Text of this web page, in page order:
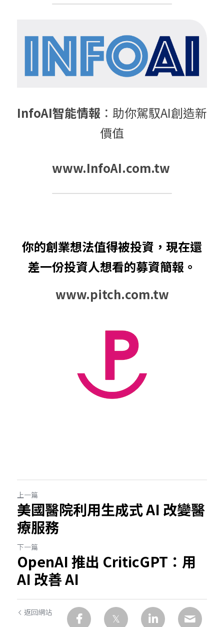
InfoAI智能情報 ：助你駕馭AI創造新
價值
www.InfoAI.com.tw
你的創業想法值得被投資，現在還
差一份投資人想看的募資簡報。
www.pitch.com.tw
上一篇
美國醫院利用生成式 AI 改變醫
療服務
下一篇
OpenAI 推出 CriticGPT：用
AI 改善 AI
返回網站